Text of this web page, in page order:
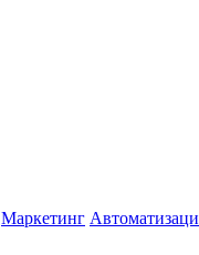
Маркетинг